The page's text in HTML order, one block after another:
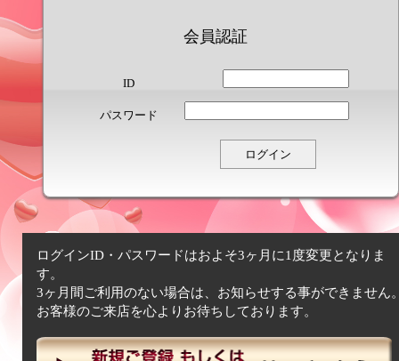
会員認証
ID
パスワード
ログインID・パスワードはおよそ3ヶ月に1度変更となりま
す。
3ヶ月間ご利用のない場合は、お知らせする事ができません
お客様のご来店を心よりお待ちしております。